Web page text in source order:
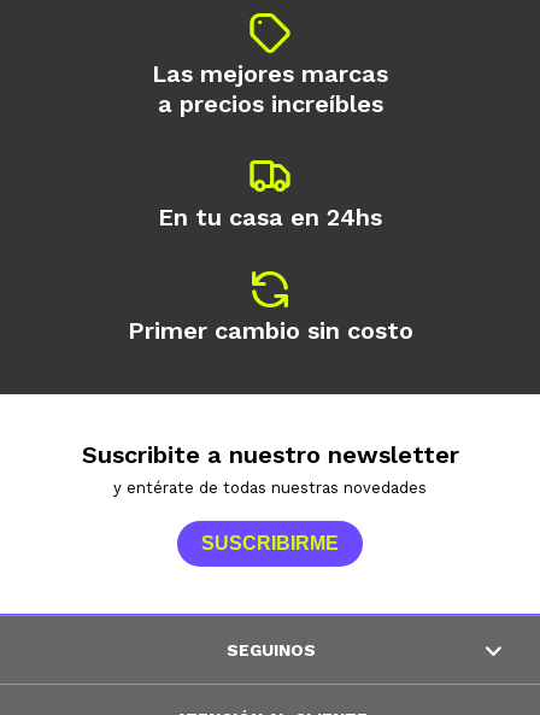
Las mejores marcas
a precios increíbles
En tu casa en 24hs
Primer cambio sin costo
Suscribite a nuestro newsletter
y entérate de todas nuestras novedades
SUSCRIBIRME
SEGUINOS